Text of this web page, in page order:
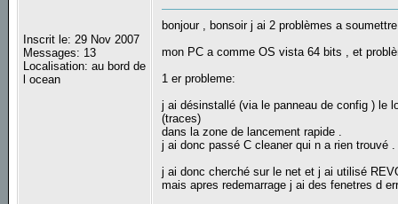
Inscrit le: 29 Nov 2007
Messages: 13
Localisation: au bord de
l ocean
bonjour , bonsoir j ai 2 problèmes a
mon PC a comme OS vista 64 bits , et
1 er probleme:
j ai désinstallé (via le panneau de config ) le
(traces)
dans la zone de lancement rapide .
j ai donc passé C cleaner qui n a rien trouvé .
j ai donc cherché sur le net et j ai utilisé
mais apres redemarrage j ai des fenetres d